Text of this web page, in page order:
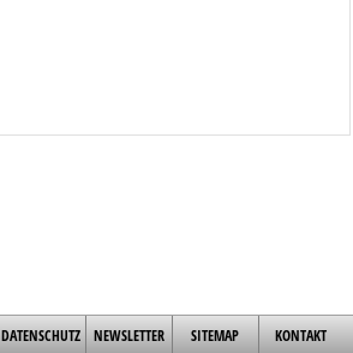
DATENSCHUTZ NEWSLETTER SITEMAP KONTAKT